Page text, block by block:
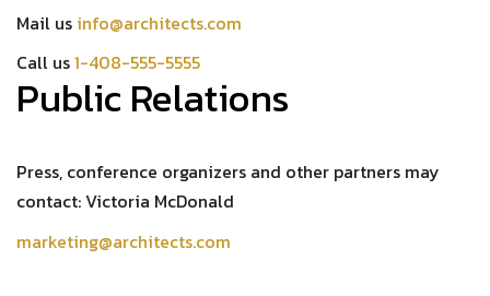
Mail us info@architects.com
Call us1-408-555-5555
Public Relations
Press, conference organizers and other partners may
contact: Victoria McDonald
marketing@architects.com